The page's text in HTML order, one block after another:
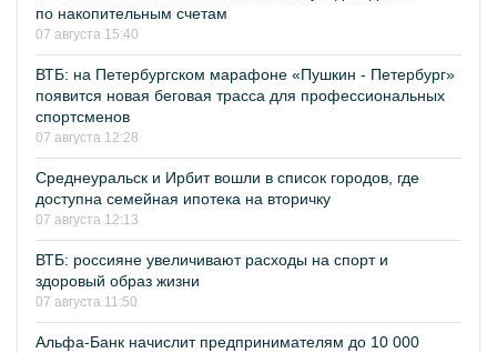
по накопительным счетам
07 августа 15:40
ВТБ: на Петербургском марафоне «Пушкин - Петербург»
появится новая беговая трасса для профессиональных
спортсменов
07 августа 12:28
Среднеуральск и Ирбит вошли в список городов, где
доступна семейная ипотека на вторичку
07 августа 12:13
ВТБ: россияне увеличивают расходы на спорт и
здоровый образ жизни
07 августа 11:50
Альфа-Банк начислит предпринимателям до 10 000